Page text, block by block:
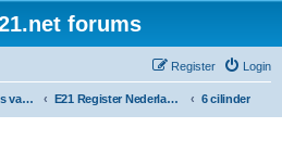
forums
Login
Register
De verzamelplaats van E21 fanaten der lage landen - Dutch forum E21 Register Nederland & België 6 cilinder